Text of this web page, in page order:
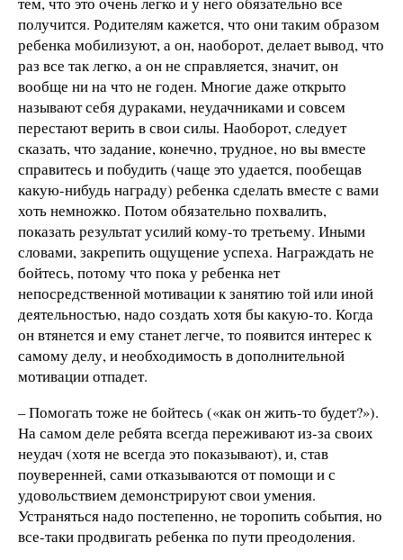
получится. Родителям кажется, что они таким образом
ребенка мобилизуют, а он, наоборот, делает вывод, что
раз все так легко, а он не справляется, значит, он
вообще ни на что не годен. Многие даже открыто
называют себя дураками, неудачниками и совсем
перестают верить в свои силы. Наоборот, следует
сказать, что задание, конечно, трудное, но вы вместе
справитесь и побудить (чаще это удается, пообещав
какую-нибудь награду) ребенка сделать вместе с вами
хоть немножко. Потом обязательно похвалить,
показать результат усилий кому-то третьему. Иными
словами, закрепить ощущение успеха. Награждать не
бойтесь, потому что пока у ребенка нет
непосредственной мотивации к занятию той или иной
деятельностью, надо создать хотя бы какую-то. Когда
он втянется и ему станет легче, то появится интерес к
самому делу, и необходимость в дополнительной
мотивации отпадет.
– Помогать тоже не бойтесь («как он жить-то будет?»).
На самом деле ребята всегда переживают из-за своих
неудач (хотя не всегда это показывают), и, став
поуверенней, сами отказываются от помощи и с
удовольствием демонстрируют свои умения.
Устраняться надо постепенно, не торопить события, но
все-таки продвигать ребенка по пути преодоления.